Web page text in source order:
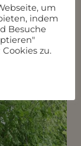
um
indem
Besuche
zu.